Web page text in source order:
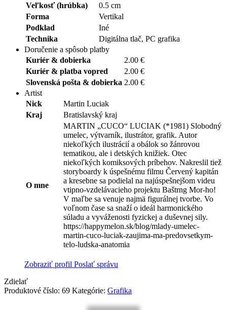
Veľkosť (hrúbka)
0.5 cm
Forma
Vertikal
Podklad
Iné
Technika
Digitálna tlač, PC grafika
Doručenie a spôsob platby
Kuriér & dobierka
2.00 €
Kuriér & platba vopred
2.00 €
Slovenská pošta & dobierka 2.00 €
Artist
Nick
Martin Luciak
Kraj
Bratislavský kraj
O mne
MARTIN „CUCO“ LUCIAK (*1981) Slobodný
umelec, výtvarník, ilustrátor, grafik. Autor
niekoľkých ilustrácií a obálok so žánrovou
tematikou, ale i detských knižiek. Otec
niekoľkých komiksových príbehov. Nakreslil tiež
storyboardy k úspešnému filmu Červený kapitán
a kresebne sa podielal na najúspešnejšom videu
vtipno-vzdelávacieho projektu Baštrng Mor-ho!
V maľbe sa venuje najmä figurálnej tvorbe. Vo
voľnom čase sa snaží o ideál harmonického
súladu a vyváženosti fyzickej a duševnej sily.
https://happymelon.sk/blog/mlady-umelec-
martin-cuco-luciak-zaujima-ma-predovsetkym-
telo-ludska-anatomia
Zobraziť profil Poslať správu
Zdielať
Produktové číslo: 69 Kategórie: Grafika